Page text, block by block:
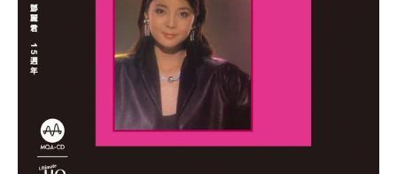
在
簿
開